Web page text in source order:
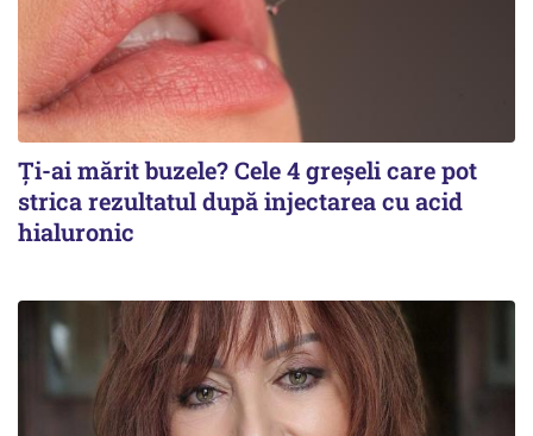
Ți-ai mărit buzele? Cele 4 greșeli care pot
strica rezultatul după injectarea cu acid
hialuronic